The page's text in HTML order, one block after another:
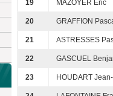
19 MAZOYER Eric
20 GRAFFION
21 ASTRESSES
22 GASCUEL
23 HOUDART